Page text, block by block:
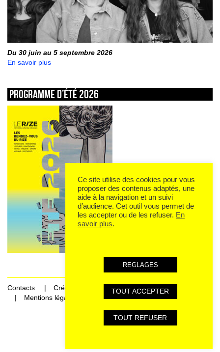
Du 30 juin au 5 septembre 2026
En savoir plus
Programme d’été 2026
Contacts
Crédits
Mentions légales et données personnelles
Ce site utilise des cookies pour vous
proposer des contenus adaptés, une
aide à la navigation et un suivi
d’audience. Cet outil vous permet de
les accepter ou de les refuser. En
savoir plus.
REGLAGES
TOUT ACCEPTER
TOUT REFUSER